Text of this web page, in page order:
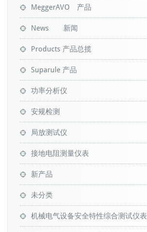
MeggerAVO 产品
News 新闻
Products 产品总揽
Suparule 产品
功率分析仪
安规检测
局放测试仪
接地电阻测量仪表
新产品
未分类
机械电气设备安全特性综合测试仪表